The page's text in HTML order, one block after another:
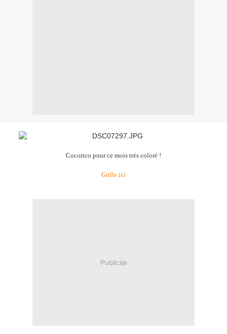
Cocorico pour ce mois trés coloré !
Grille ici
Publicité